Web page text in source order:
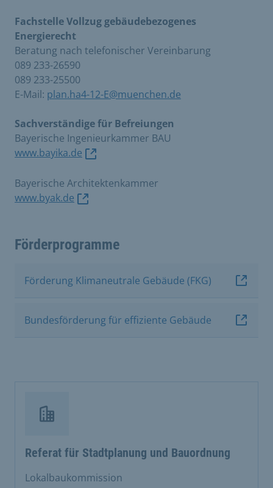
Fachstelle Vollzug gebäudebezogenes
Energierecht
Beratung nach telefonischer Vereinbarung
089 233-26590
089 233-25500
E-Mail: plan.ha4-12-E@muenchen.de
Sachverständige für Befreiungen
Bayerische Ingenieurkammer BAU
www.bayika.de
Bayerische Architektenkammer
www.byak.de
Förderprogramme
Förderung Klimaneutrale Gebäude (FKG)
Bundesförderung für effiziente Gebäude
Referat für Stadtplanung und Bauordnung
Lokalbaukommission